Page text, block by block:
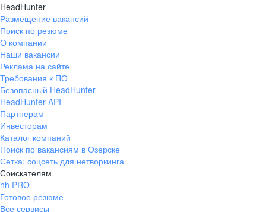
HeadHunter
Размещение вакансий
Поиск по резюме
О компании
Наши вакансии
Реклама на сайте
Требования к ПО
Безопасный HeadHunter
HeadHunter API
Партнерам
Инвесторам
Каталог компаний
Поиск по вакансиям в Озерске
Сетка: соцсеть для нетворкинга
Соискателям
hh PRO
Готовое резюме
Все сервисы